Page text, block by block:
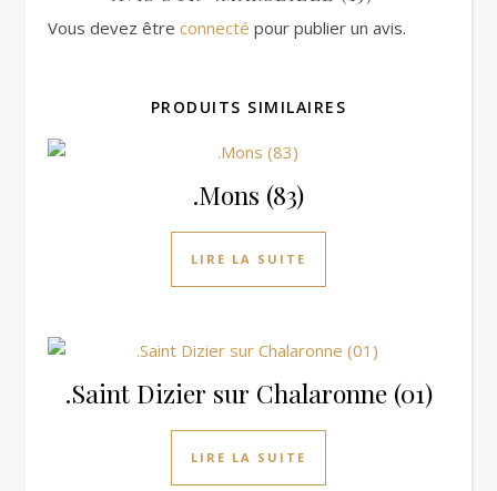
Vous devez être connecté pour publier un avis.
PRODUITS SIMILAIRES
.Mons (83)
LIRE LA SUITE
.Saint Dizier sur Chalaronne (01)
LIRE LA SUITE